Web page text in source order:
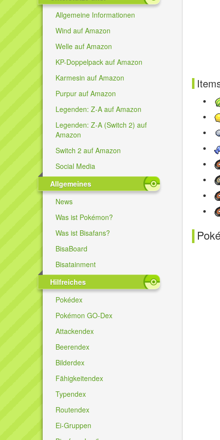
Allgemeine Informationen
Wind auf Amazon
Welle auf Amazon
KP-Doppelpack auf Amazon
Karmesin auf Amazon
Purpur auf Amazon
Legenden: Z-A auf Amazon
Legenden: Z-A (Switch 2) auf
Amazon
Switch 2 auf Amazon
Social Media
Allgemeines
News
Was ist Pokémon?
Was ist Bisafans?
BisaBoard
Bisatainment
Hilfreiches
Pokédex
Pokémon GO-Dex
Attackendex
Beerendex
Bilderdex
Fähigkeitendex
Typendex
Routendex
Ei-Gruppen